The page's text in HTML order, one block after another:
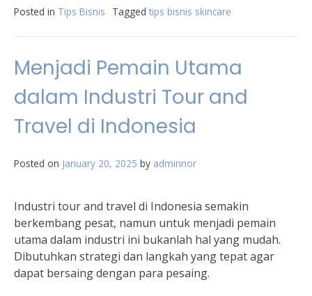
Posted in Tips Bisnis Tagged tips bisnis skincare
Menjadi Pemain Utama
dalam Industri Tour and
Travel di Indonesia
Posted on January 20, 2025 by adminnor
Industri tour and travel di Indonesia semakin
berkembang pesat, namun untuk menjadi pemain
utama dalam industri ini bukanlah hal yang mudah.
Dibutuhkan strategi dan langkah yang tepat agar
dapat bersaing dengan para pesaing.